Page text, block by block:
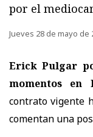
por el
Jueves 28 de mayo de
Erick Pulgar
momentos en
contrato vigente
comentan una